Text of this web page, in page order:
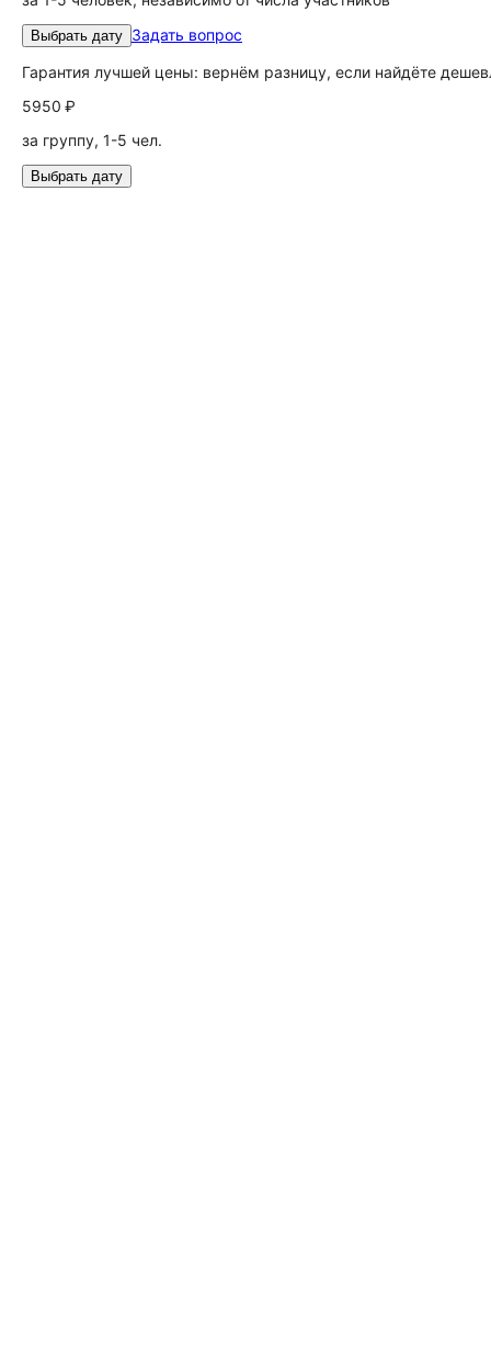
Выбрать дату Задать вопрос
Гарантия лучшей цены: вернём разницу, если найдёте
5950 ₽
за группу, 1-5 чел.
Выбрать дату